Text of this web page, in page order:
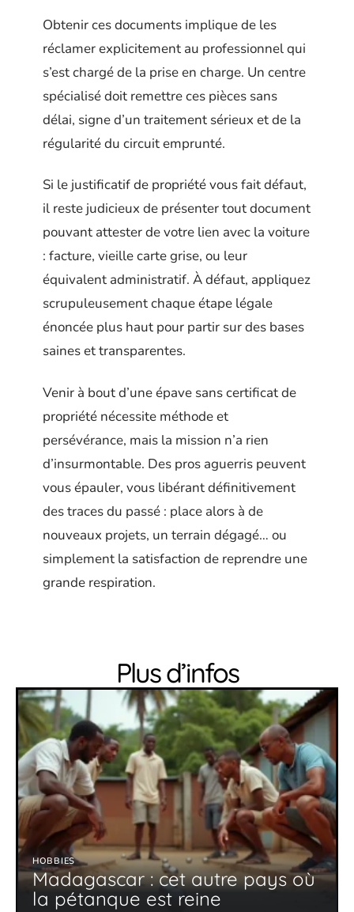
Obtenir ces documents implique de les
réclamer explicitement au professionnel qui
s’est chargé de la prise en charge. Un centre
spécialisé doit remettre ces pièces sans
délai, signe d’un traitement sérieux et de la
régularité du circuit emprunté.
Si le justificatif de propriété vous fait défaut,
il reste judicieux de présenter tout document
pouvant attester de votre lien avec la voiture
: facture, vieille carte grise, ou leur
équivalent administratif. À défaut, appliquez
scrupuleusement chaque étape légale
énoncée plus haut pour partir sur des bases
saines et transparentes.
Venir à bout d’une épave sans certificat de
propriété nécessite méthode et
persévérance, mais la mission n’a rien
d’insurmontable. Des pros aguerris peuvent
vous épauler, vous libérant définitivement
des traces du passé : place alors à de
nouveaux projets, un terrain dégagé… ou
simplement la satisfaction de reprendre une
grande respiration.
Plus d’infos
HOBBIES
Madagascar : cet autre pays où
la pétanque est reine